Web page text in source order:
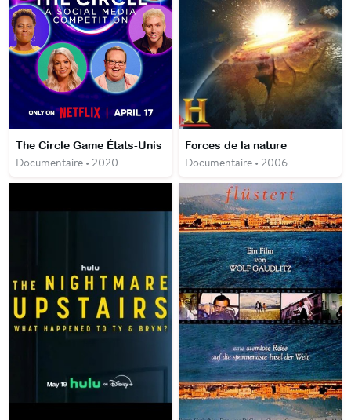
The Circle Game États-Unis
Documentaire • 2020
Forces de la nature
Documentaire • 2006